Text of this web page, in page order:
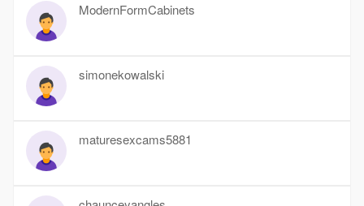
ModernFormCabinets
simonekowalski
maturesexcams5881